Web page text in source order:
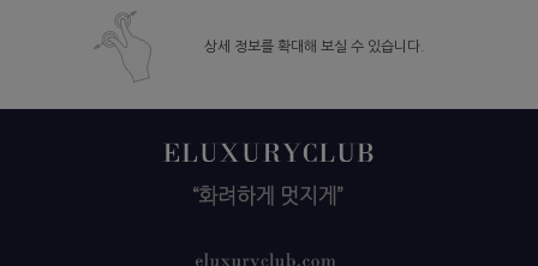
상세 정보를 확대해 보실 수 있습니다.